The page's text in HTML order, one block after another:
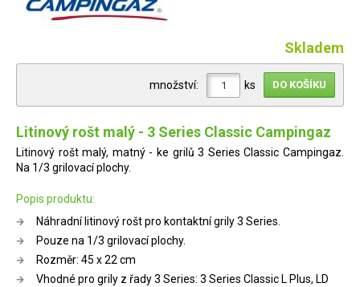
Skladem
množství: ks
Litinový rošt malý - 3 Series Classic Campingaz
Litinový rošt malý, matný - ke grilů 3 Series Classic Campingaz.
Na 1/3 grilovací plochy.
Popis produktu:
Náhradní litinový rošt pro kontaktní grily 3 Series.
Pouze na 1/3 grilovací plochy.
Rozměr: 45 x 22 cm
Vhodné pro grily z řady 3 Series: 3 Series Classic L Plus, LD